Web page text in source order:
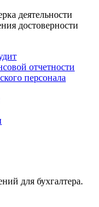
деятельности
достоверности
отчетности
персонала
для бухгалтера.